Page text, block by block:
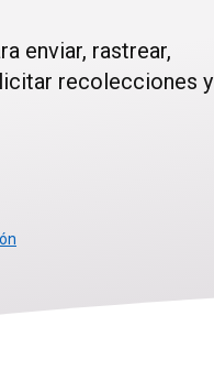
enviar, rastrear,
recolecciones y